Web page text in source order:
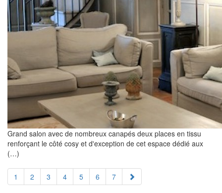
Grand salon avec de nombreux canapés deux places en tissu
renforçant le côté cosy et d'exception de cet espace dédié aux
(…)
1 2 3 4 5 6 7